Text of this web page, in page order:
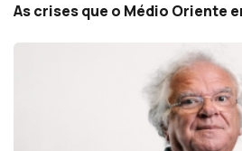
As crises que o Médio Oriente